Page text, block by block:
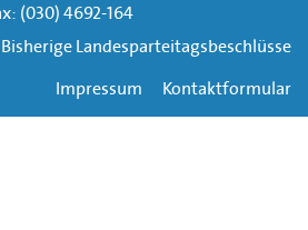
(030) 4692-164
Bisherige Landesparteitagsbeschlüsse
Impressum
Kontaktformular